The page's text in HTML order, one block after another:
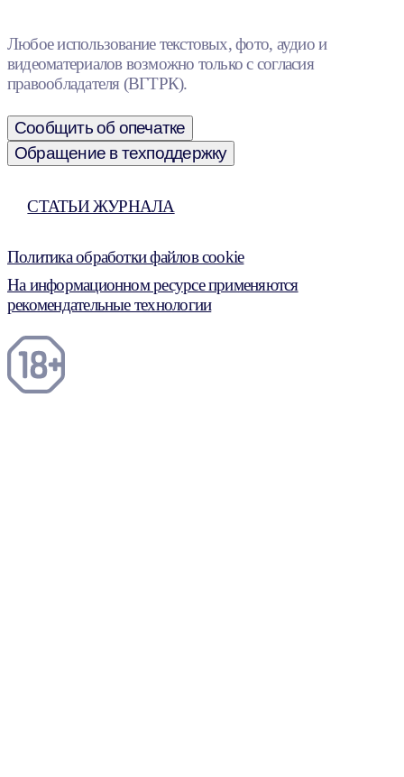
Любое использование текстовых, фото, аудио и
видеоматериалов возможно только с согласия
правообладателя (ВГТРК).
Сообщить об опечатке
Обращение в техподдержку
СТАТЬИ ЖУРНАЛА
Политика обработки файлов cookie
На информационном ресурсе применяются
рекомендательные технологии